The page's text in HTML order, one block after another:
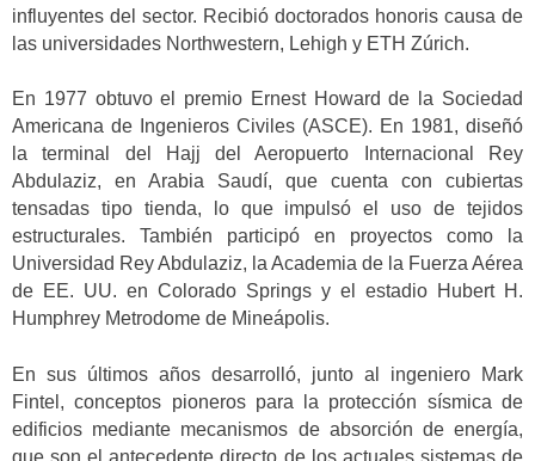
influyentes del sector. Recibió doctorados honoris causa de
las universidades Northwestern, Lehigh y ETH Zúrich.
En 1977 obtuvo el premio Ernest Howard de la Sociedad
Americana de Ingenieros Civiles (ASCE). En 1981, diseñó
la terminal del Hajj del Aeropuerto Internacional Rey
Abdulaziz, en Arabia Saudí, que cuenta con cubiertas
tensadas tipo tienda, lo que impulsó el uso de tejidos
estructurales. También participó en proyectos como la
Universidad Rey Abdulaziz, la Academia de la Fuerza Aérea
de EE. UU. en Colorado Springs y el estadio Hubert H.
Humphrey Metrodome de Mineápolis.
En sus últimos años desarrolló, junto al ingeniero Mark
Fintel, conceptos pioneros para la protección sísmica de
edificios mediante mecanismos de absorción de energía,
que son el antecedente directo de los actuales sistemas de